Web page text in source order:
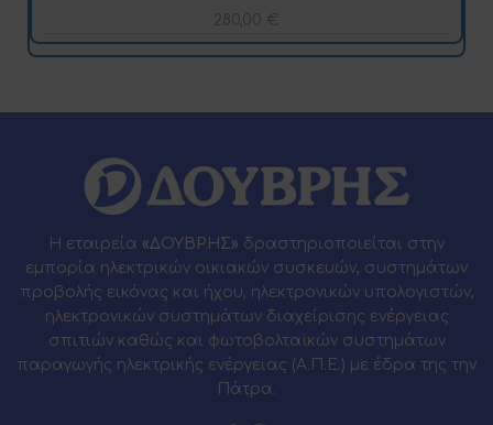
280,00 €
Η εταιρεία «ΔΟΥΒΡΗΣ» δραστηριοποιείται στην
εμπορία ηλεκτρικών οικιακών συσκευών, συστημάτων
προβολής εικόνας και ήχου, ηλεκτρονικών υπολογιστών,
ηλεκτρονικών συστημάτων διαχείρισης ενέργειας
σπιτιών καθώς και φωτοβολταϊκών συστημάτων
παραγωγής ηλεκτρικής ενέργειας (Α.Π.Ε.) με έδρα της την
Πάτρα.